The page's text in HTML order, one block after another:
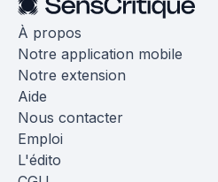
À propos
Notre application mobile
Notre extension
Aide
Nous contacter
Emploi
L'édito